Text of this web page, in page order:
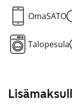
OmaSATO
Talopesula